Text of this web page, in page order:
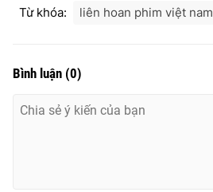
Từ khóa: liên hoan phim việt nam
Bình luận (0)